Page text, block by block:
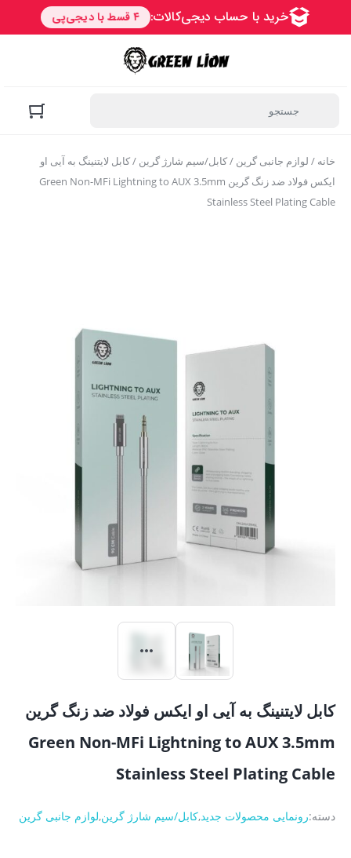
خانه / لوازم جانبی گرین /کابل/سیم شارژ گرین / کابل لایتنینگ به آیی او
ایکس فولاد ضد زنگ گرین Green Non-MFi Lightning to AUX 3.5mm
Stainless Steel Plating Cable
کابل لایتنینگ به آیی او ایکس فولاد ضد زنگ گرین
Green Non-MFi Lightning to AUX 3.5mm
Stainless Steel Plating Cable
دسته:رونمایی محصولات جدید,کابل/سیم شارژ گرین,لوازم جانبی گرین